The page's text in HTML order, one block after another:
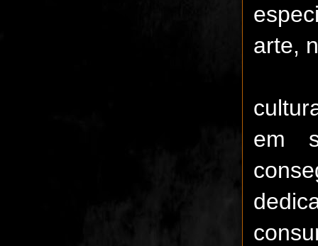
arte,
em